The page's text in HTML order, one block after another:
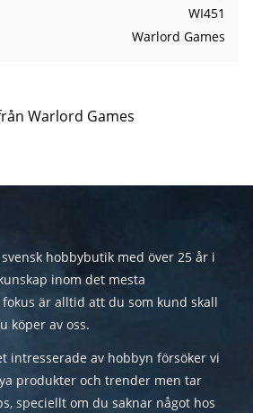
WI451
Warlord Games
Warlord Games
hobbybutik med över 25 år i
inom det mesta
är alltid att du som kund skall
köper av oss.
intresserade av hobbyn försöker vi
produkter och trender men tar
speciellt om du saknar något hos